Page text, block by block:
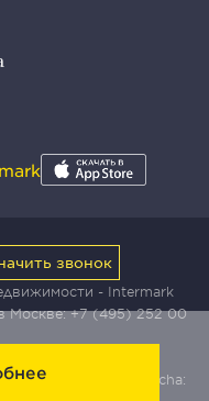
- Intermark
Москве:+7 (495) 252 00
Yandex SmartCaptcha:
звонок